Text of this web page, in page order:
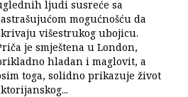
ljudi susreće sa
mogućnošću da
višestrukog ubojicu.
je smještena u London,
hladan i maglovit, a
toga, solidno prikazuje život